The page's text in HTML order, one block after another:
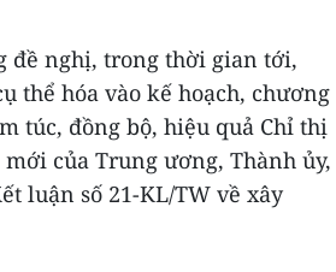
đề nghị, trong thời gian tới,
thể hóa vào kế hoạch, chương
túc, đồng bộ, hiệu quả Chỉ thị
của Trung ương, Thành ủy,
luận số 21-KL/TW về xây